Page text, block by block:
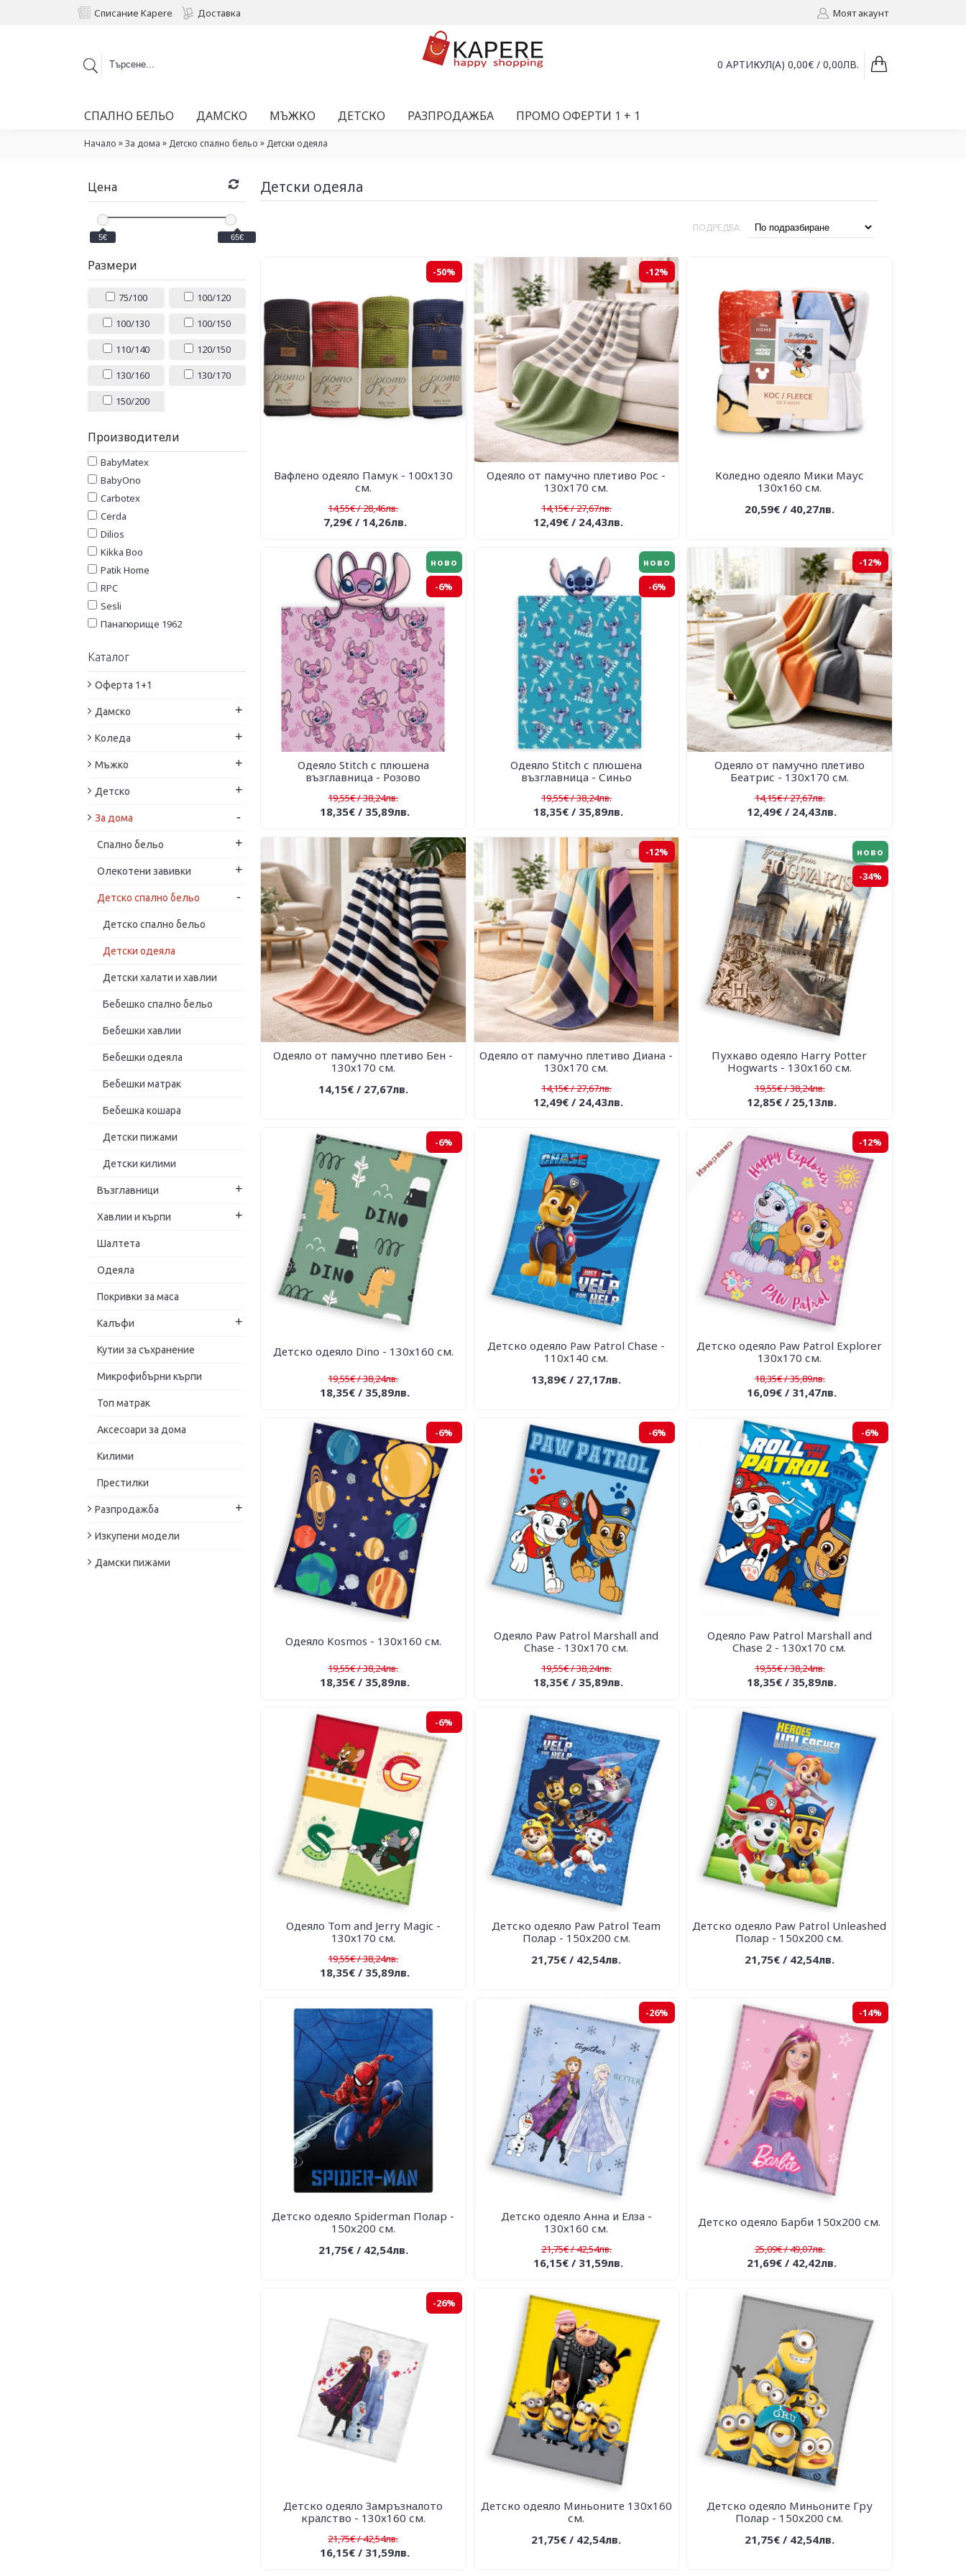
Списание Kapere Доставка Моят акаунт
0 АРТИКУЛ(А) 0,00€ / 0,00ЛВ.
СПАЛНО БЕЛЬО ДАМСКО МЪЖКО ДЕТСКО РАЗПРОДАЖБА ПРОМО ОФЕРТИ 1 + 1
Начало »За дома »Детско спално бельо »Детски одеяла
Цена
5€ 65€
Размери
75/100
100/120
100/130
100/150
110/140
120/150
130/160
130/170
150/200
Производители
BabyMatex
BabyOno
Carbotex
Cerda
Dilios
Kikka Boo
Patik Home
RPC
Sesli
Панагюрище 1962
Спално бельо Богиня
Каталог
Оферта 1+1
Дамско +
Коледа +
Мъжко +
Детско +
За дома -
Спално бельо +
Oлекотени завивки +
Детско спално бельо -
Детско спално бельо
Детски одеяла
Детски халати и хавлии
Бебешко спално бельо
Бебешки хавлии
Бебешки одеяла
Бебешки матрак
Бебешка кошара
Детски пижами
Детски килими
Възглавници +
Хавлии и кърпи +
Шалтета
Одеяла
Покривки за маса
Калъфи +
Кутии за съхранение
Микрофибърни кърпи
Топ матрак
Аксесоари за дома
Килими
Престилки
Разпродажба +
Изкупени модели
Дамски пижами
Детски одеяла
ПОДРЕДБА:
-50%
Вафлено одеяло Памук - 100х130
см.
14,55€ / 28,46лв.
7,29€ / 14,26лв.
-12%
Одеяло от памучно плетиво Рос -
130х170 см.
14,15€ / 27,67лв.
12,49€ / 24,43лв.
Коледно одеяло Мики Маус
130х160 см.
20,59€ / 40,27лв.
ново
-6%
Одеяло Stitch с плюшена
възглавница - Розово
19,55€ / 38,24лв.
18,35€ / 35,89лв.
ново
-6%
Одеяло Stitch с плюшена
възглавница - Синьо
19,55€ / 38,24лв.
18,35€ / 35,89лв.
-12%
Одеяло от памучно плетиво
Беатрис - 130х170 см.
14,15€ / 27,67лв.
12,49€ / 24,43лв.
Одеяло от памучно плетиво Бен -
130х170 см.
14,15€ / 27,67лв.
-12%
Одеяло от памучно плетиво Диана -
130х170 см.
14,15€ / 27,67лв.
12,49€ / 24,43лв.
ново
-34%
Пухкаво одеяло Harry Potter
Hogwarts - 130х160 см.
19,55€ / 38,24лв.
12,85€ / 25,13лв.
-6%
Детско одеяло Dino - 130х160 см.
19,55€ / 38,24лв.
18,35€ / 35,89лв.
Детско одеяло Paw Patrol Chase -
110х140 см.
13,89€ / 27,17лв.
-12%
Детско одеяло Paw Patrol Explorer
130х170 см.
18,35€ / 35,89лв.
16,09€ / 31,47лв.
-6%
Одеяло Kosmos - 130х160 см.
19,55€ / 38,24лв.
18,35€ / 35,89лв.
-6%
Одеяло Paw Patrol Marshall and
Chase - 130х170 см.
19,55€ / 38,24лв.
18,35€ / 35,89лв.
-6%
Одеяло Paw Patrol Marshall and
Chase 2 - 130х170 см.
19,55€ / 38,24лв.
18,35€ / 35,89лв.
-6%
Одеяло Tom and Jerry Magic -
130х170 см.
19,55€ / 38,24лв.
18,35€ / 35,89лв.
Детско одеяло Paw Patrol Team
Полар - 150х200 см.
21,75€ / 42,54лв.
Детско одеяло Paw Patrol Unleashed
Полар - 150х200 см.
21,75€ / 42,54лв.
Детско одеяло Spiderman Полар -
150х200 см.
21,75€ / 42,54лв.
-26%
Детско одеяло Анна и Елза -
130х160 см.
21,75€ / 42,54лв.
16,15€ / 31,59лв.
-14%
Детско одеяло Барби 150х200 см.
25,09€ / 49,07лв.
21,69€ / 42,42лв.
-26%
Детско одеяло Замръзналото
кралство - 130х160 см.
21,75€ / 42,54лв.
16,15€ / 31,59лв.
Детско одеяло Миньоните 130х160
см.
21,75€ / 42,54лв.
Детско одеяло Миньоните Гру
Полар - 150х200 см.
21,75€ / 42,54лв.